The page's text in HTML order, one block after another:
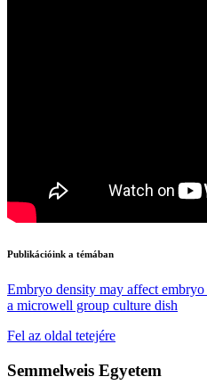
Publikációink a témában
Embryo density may affect
a microwell group culture dish
Fel az oldal tetejére
Semmelweis Egyetem